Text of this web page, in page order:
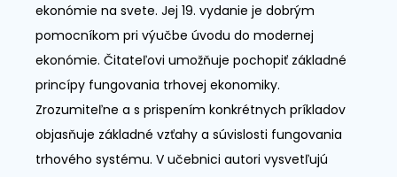
ekonómie na svete. Jej 19. vydanie je dobrým
pomocníkom pri výučbe úvodu do modernej
ekonómie. Čitateľovi umožňuje pochopiť základné
princípy fungovania trhovej ekonomiky.
Zrozumiteľne a s prispením konkrétnych príkladov
objasňuje základné vzťahy a súvislosti fungovania
trhového systému. V učebnici autori vysvetľujú